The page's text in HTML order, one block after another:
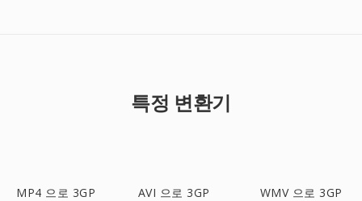
특정 변환기
MP4 으로 3GP AVI 으로 3GP WMV 으로 3GP